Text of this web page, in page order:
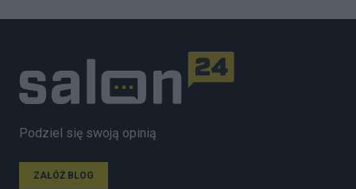
Podziel się swoją opinią
ZAŁÓŻ BLOG